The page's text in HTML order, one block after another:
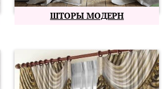
ШТОРЫ МОДЕРН